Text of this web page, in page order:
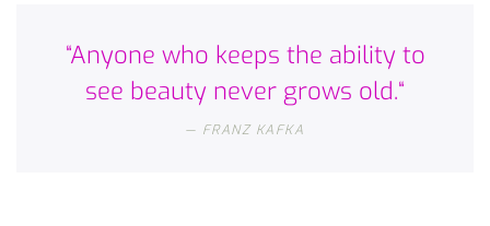
“Anyone who keeps the ability to
see beauty never grows old.“
FRANZ KAFKA